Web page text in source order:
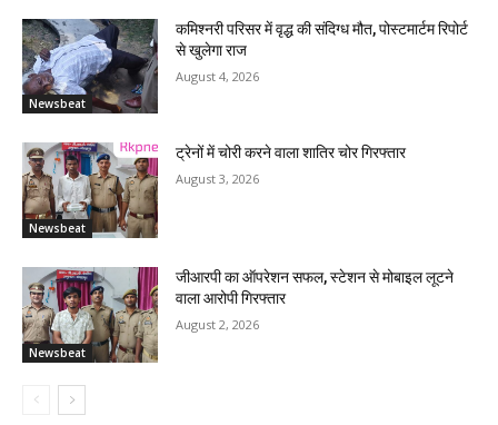
Newsbeat
कमिश्नरी परिसर में वृद्ध की संदिग्ध मौत, पोस्टमार्टम रिपोर्ट
से खुलेगा राज
August 4, 2026
Newsbeat
ट्रेनों में चोरी करने वाला शातिर चोर गिरफ्तार
August 3, 2026
Newsbeat
जीआरपी का ऑपरेशन सफल, स्टेशन से मोबाइल लूटने
वाला आरोपी गिरफ्तार
August 2, 2026